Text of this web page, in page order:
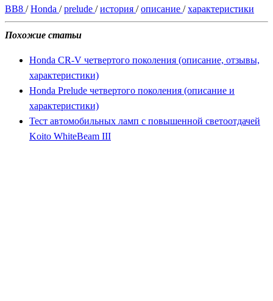
BB8 /Honda /prelude /история /описание /характеристики
Похожие статьи
Honda CR-V четвертого поколения (описание, отзывы,
характеристики)
Honda Prelude четвертого поколения (описание и
характеристики)
Тест автомобильных ламп с повышенной светоотдачей
Koito WhiteBeam III